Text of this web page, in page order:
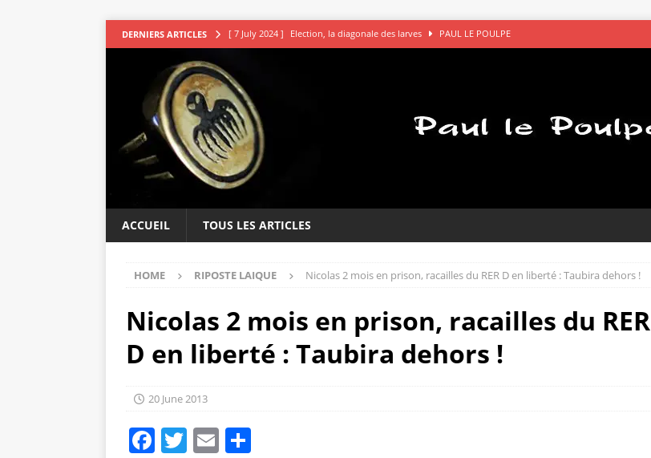
DERNIERS ARTICLES [ 7 July 2024 ] Election, la diagonale des larves PAUL LE POULPE
[ 5 July 2024 ]
[ 4 July 2024 ] DSK le sage indique le bon choix PAUL LE POULPE
[ 9 July 2024 ]
ACCUEIL TOUS LES ARTICLES
HOME RIPOSTE LAIQUE Nicolas 2 mois en prison, racailles du RER D en liberté : Taubira dehors !
Nicolas 2 mois en prison, racailles du RER
D en liberté : Taubira dehors !
20 June 2013
F T E